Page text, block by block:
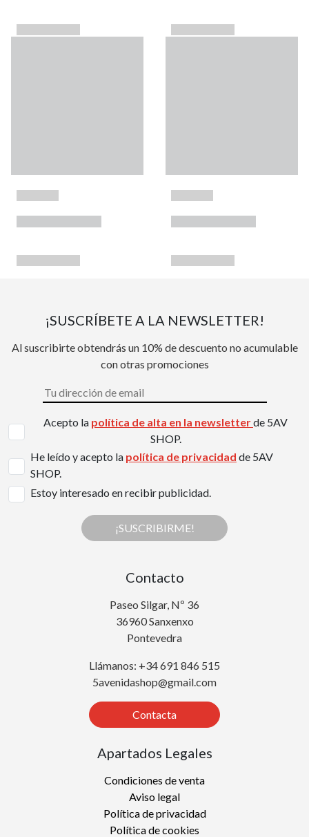
¡SUSCRÍBETE A LA NEWSLETTER!
Al suscribirte obtendrás un 10% de descuento no acumulable
con otras promociones
Acepto la política de alta en la newsletterde 5AV
SHOP.
He leído y acepto la política de privacidad de 5AV
SHOP.
Estoy interesado en recibir publicidad.
¡SUSCRIBIRME!
Contacto
Paseo Silgar, Nº 36
36960 Sanxenxo
Pontevedra
Llámanos: +34 691 846 515
5avenidashop@gmail.com
Contacta
Apartados Legales
Condiciones de venta
Aviso legal
Política de privacidad
Política de cookies